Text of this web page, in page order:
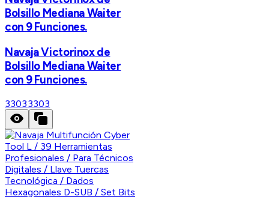
Bolsillo Mediana Waiter
con 9 Funciones.
Navaja Victorinox de
Bolsillo Mediana Waiter
con 9 Funciones.
33033303